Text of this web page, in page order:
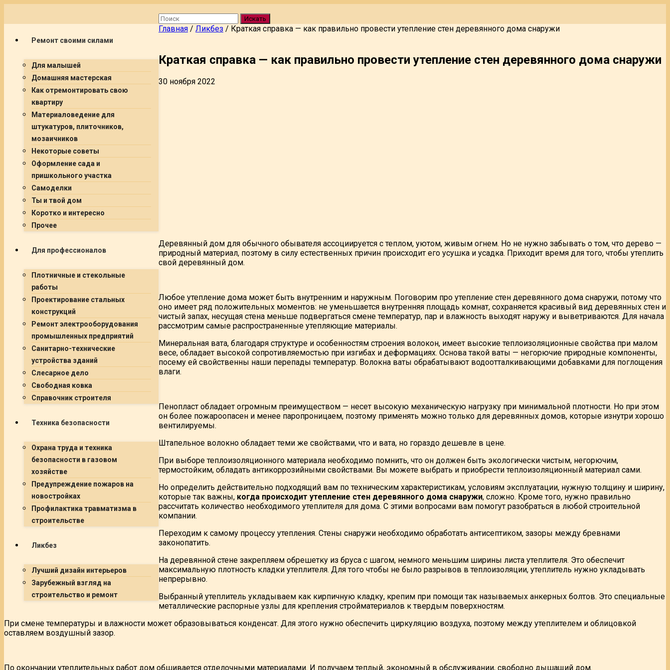
Ремонт своими силами
Для малышей
Домашняя мастерская
Как отремонтировать свою
квартиру
Материаловедение для
штукатуров, плиточников,
мозаичников
Некоторые советы
Оформление сада и
пришкольного участка
Самоделки
Ты и твой дом
Коротко и интересно
Прочее
Для профессионалов
Плотничные и стекольные
работы
Проектирование стальных
конструкций
Ремонт электрооборудования
промышленных предприятий
Санитарно-технические
устройства зданий
Слесарное дело
Свободная ковка
Справочник строителя
Техника безопасности
Охрана труда и техника
безопасности в газовом
хозяйстве
Предупреждение пожаров на
новостройках
Профилактика травматизма в
строительстве
Ликбез
Лучший дизайн интерьеров
Зарубежный взгляд на
строительство и ремонт
Искать
Главная / Ликбез / Краткая справка — как правильно провести утепление стен деревянного дома снаружи
Краткая справка — как правильно провести утепление стен деревянного дома снаружи
30 ноября 2022
Деревянный дом для обычного обывателя ассоциируется с теплом, уютом, живым огнем. Но не нужно забывать о том, что дерево —
природный материал, поэтому в силу естественных причин происходит его усушка и усадка. Приходит время для того, чтобы утеплить
свой деревянный дом.
Любое утепление дома может быть внутренним и наружным. Поговорим про утепление стен деревянного дома снаружи, потому что
оно имеет ряд положительных моментов: не уменьшается внутренняя площадь комнат, сохраняется красивый вид деревянных стен и
чистый запах, несущая стена меньше подвергаться смене температур, пар и влажность выходят наружу и выветриваются. Для начала
рассмотрим самые распространенные утепляющие материалы.
Минеральная вата, благодаря структуре и особенностям строения волокон, имеет высокие теплоизоляционные свойства при малом
весе, обладает высокой сопротивляемостью при изгибах и деформациях. Основа такой ваты — негорючие природные компоненты,
посему ей свойственны наши перепады температур. Волокна ваты обрабатывают водоотталкивающими добавками для поглощения
влаги.
Пенопласт обладает огромным преимуществом — несет высокую механическую нагрузку при минимальной плотности. Но при этом
он более пожароопасен и менее паропроницаем, поэтому применять можно только для деревянных домов, которые изнутри хорошо
вентилируемы.
Штапельное волокно обладает теми же свойствами, что и вата, но гораздо дешевле в цене.
При выборе теплоизоляционного материала необходимо помнить, что он должен быть экологически чистым, негорючим,
термостойким, обладать антикоррозийными свойствами. Вы можете выбрать и приобрести теплоизоляционный материал сами.
Но определить действительно подходящий вам по техническим характеристикам, условиям эксплуатации, нужную толщину и ширину,
которые так важны, когда происходит утепление стен деревянного дома снаружи, сложно. Кроме того, нужно правильно
рассчитать количество необходимого утеплителя для дома. С этими вопросами вам помогут разобраться в любой строительной
компании.
Переходим к самому процессу утепления. Стены снаружи необходимо обработать антисептиком, зазоры между бревнами
законопатить.
На деревянной стене закрепляем обрешетку из бруса с шагом, немного меньшим ширины листа утеплителя. Это обеспечит
максимальную плотность кладки утеплителя. Для того чтобы не было разрывов в теплоизоляции, утеплитель нужно укладывать
непрерывно.
Выбранный утеплитель укладываем как кирпичную кладку, крепим при помощи так называемых анкерных болтов. Это специальные
металлические распорные узлы для крепления стройматериалов к твердым поверхностям.
При смене температуры и влажности может образовываться конденсат. Для этого нужно обеспечить циркуляцию воздуха, поэтому между утеплителем и облицовкой
оставляем воздушный зазор.
По окончании утеплительных работ дом обшивается отделочными материалами. И получаем теплый, экономный в обслуживании, свободно дышащий дом.